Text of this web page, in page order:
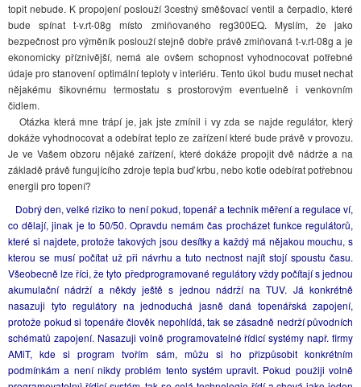
topit nebude. K propojení poslouží 3cestný směšovací ventil a čerpadlo, které
bude spínat t-v.rt-08g místo zmiňovaného reg300EQ. Myslím, že jako
bezpečnost pro výměník poslouží stejně dobře právě zmiňovaná t-v.rt-08g a je
ekonomicky příznivější, nemá ale ovšem schopnost vyhodnocovat potřebné
údaje pro stanovení optimální teploty v interiéru. Tento úkol budu muset nechat
nějakému šikovnému termostatu s prostorovým eventuelně i venkovním
čidlem.
Otázka která mne trápí je, jak jste zmínil i vy zda se najde regulátor, který
dokáže vyhodnocovat a odebírat teplo ze zařízení které bude právě v provozu.
Je ve Vašem obzoru nějaké zařízení, které dokáže propojit dvě nádrže a na
základě právě fungujícího zdroje tepla buď krbu, nebo kotle odebírat potřebnou
energii pro topení?
Dobrý den, velké riziko to není pokud, topenář a technik měření a regulace ví,
co dělají, jinak je to 50/50. Opravdu nemám čas procházet funkce regulátorů,
které si najdete, protože takových jsou desítky a každý má nějakou mouchu, s
kterou se musí počítat už při návrhu a tuto nectnost najít stojí spoustu času.
Všeobecně lze říci, že tyto předprogramované regulátory vždy počítají s jednou
akumulační nádrží a někdy ještě s jednou nádrží na TUV. Já konkrétně
nasazuji tyto regulátory na jednoduchá jasně daná topenářská zapojení,
protože pokud si topenáře člověk nepohlídá, tak se zásadně nedrží původních
schématů zapojení. Nasazuji volně programovatelné řídicí systémy např. firmy
AMiT, kde si program tvořím sám, můžu si ho přizpůsobit konkrétním
podmínkám a není nikdy problém tento systém upravit. Pokud použiji volně